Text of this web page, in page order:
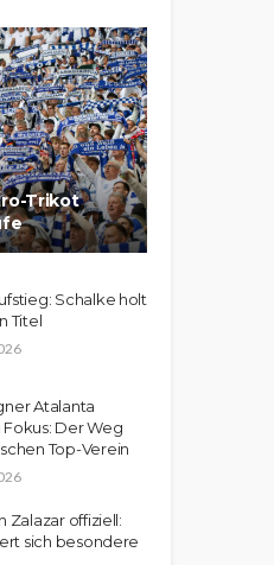
Trikot
Schalke holt
Titel
Atalanta
Der Weg
Top-Verein
Zalazar offiziell:
sich besondere